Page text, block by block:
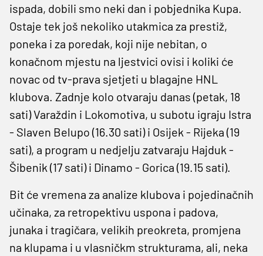
ispada, dobili smo neki dan i pobjednika Kupa.
Ostaje tek još nekoliko utakmica za prestiž,
poneka i za poredak, koji nije nebitan, o
konačnom mjestu na ljestvici ovisi i koliki će
novac od tv-prava sjetjeti u blagajne HNL
klubova. Zadnje kolo otvaraju danas (petak, 18
sati) Varaždin i Lokomotiva, u subotu igraju Istra
- Slaven Belupo (16.30 sati) i Osijek - Rijeka (19
sati), a program u nedjelju zatvaraju Hajduk -
Šibenik (17 sati) i Dinamo - Gorica (19.15 sati).
Bit će vremena za analize klubova i pojedinačnih
učinaka, za retropektivu uspona i padova,
junaka i tragičara, velikih preokreta, promjena
na klupama i u vlasničkm strukturama, ali, neka